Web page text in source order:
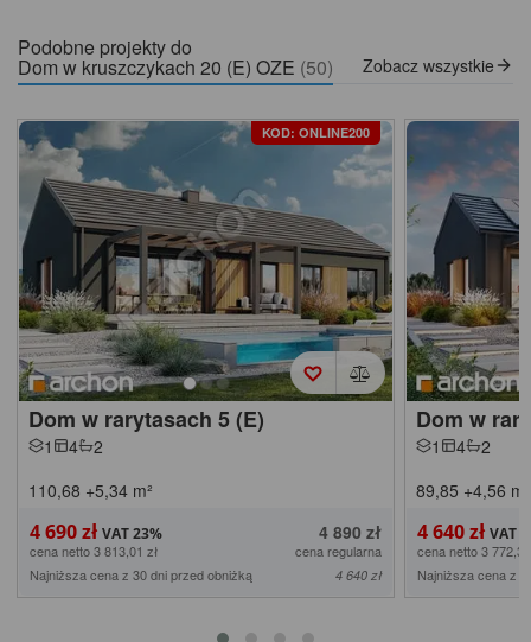
Podobne projekty do
Dom w kruszczykach 20 (E) OZE (50) Zobacz wszystkie
KOD: ONLINE200
Dom w rarytasach 5 (E)
1 4
2
110,68 +5,34 m²
4 690 zł 4 890 zł
cena netto 3 813,01 zł
cena regularna
Najniższa cena z 30 dni przed obniżką
4 640 zł
Dom w
1 4
2
89,85 +4,56 m²
4 640 zł
cena netto 3
Najniższa cena z